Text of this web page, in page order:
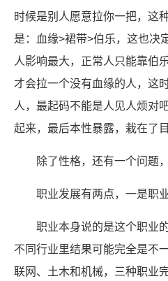
时候是别人愿意拉你一把，这
是：血缘>裙带>伯乐，这也决
人影响最大，正常人只能靠伯
才会拉一个没有血缘的人，这
人，最起码不能是人见人烦对
起来，最后本性暴露，栽在了
除了性格，还有一个问题
职业发展有两点，一是职
职业本身说的是这个职业
不同行业里结果可能完全是不
联网、土木和机械，三种职业